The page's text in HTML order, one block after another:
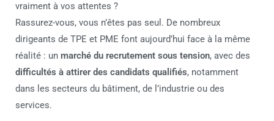
vraiment à vos attentes ?
Rassurez-vous, vous n’êtes pas seul. De nombreux
dirigeants de TPE et PME font aujourd’hui face à la même
réalité : un marché du recrutement sous tension, avec des
difficultés à attirer des candidats qualifiés, notamment
dans les secteurs du bâtiment, de l’industrie ou des
services.